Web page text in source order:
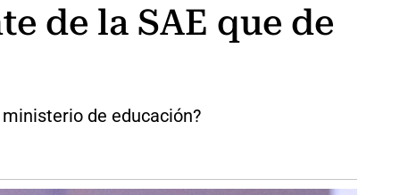
de la SAE que de
de educación?